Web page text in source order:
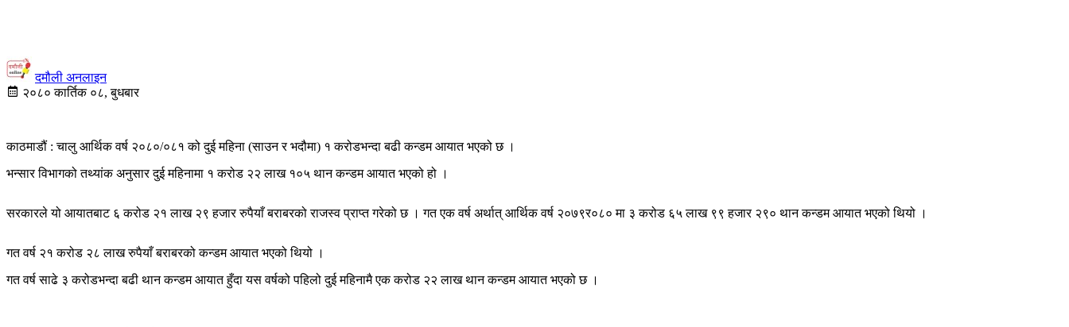
दमौली अनलाइन
२०८० कार्तिक ०८, बुधबार
काठमाडौं : चालु आर्थिक वर्ष २०८०/०८१ को दुई महिना (साउन र भदौमा) १ करोडभन्दा बढी कन्डम आयात भएको छ ।
भन्सार विभागको तथ्यांक अनुसार दुई महिनामा १ करोड २२ लाख १०५ थान कन्डम आयात भएको हो ।
सरकारले यो आयातबाट ६ करोड २१ लाख २९ हजार रुपैयाँ बराबरको राजस्व प्राप्त गरेको छ । गत एक वर्ष अर्थात् आर्थिक वर्ष २०७९र०८० मा ३ करोड ६५ लाख ९९ हजार २९० थान कन्डम आयात भएको थियो ।
गत वर्ष २१ करोड २८ लाख रुपैयाँ बराबरको कन्डम आयात भएको थियो ।
गत वर्ष साढे ३ करोडभन्दा बढी थान कन्डम आयात हुँदा यस वर्षको पहिलो दुई महिनामै एक करोड २२ लाख थान कन्डम आयात भएको छ ।